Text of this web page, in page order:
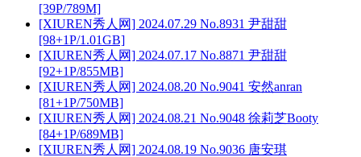
[39P/789M]
[XIUREN秀人网] 2024.07.29 No.8931 尹甜甜
[98+1P/1.01GB]
[XIUREN秀人网] 2024.07.17 No.8871 尹甜甜
[92+1P/855MB]
[XIUREN秀人网] 2024.08.20 No.9041 安然anran
[81+1P/750MB]
[XIUREN秀人网] 2024.08.21 No.9048 徐莉芝Booty
[84+1P/689MB]
[XIUREN秀人网] 2024.08.19 No.9036 唐安琪